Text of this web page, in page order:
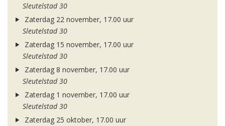
Sleutelstad 30
Zaterdag 22 november, 17.00 uur
Sleutelstad 30
Zaterdag 15 november, 17.00 uur
Sleutelstad 30
Zaterdag 8 november, 17.00 uur
Sleutelstad 30
Zaterdag 1 november, 17.00 uur
Sleutelstad 30
Zaterdag 25 oktober, 17.00 uur